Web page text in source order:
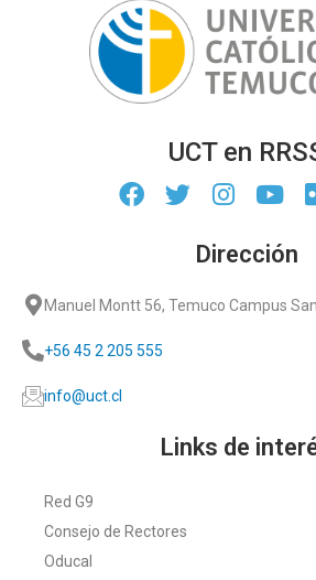
UCT en
Dirección
Manuel Montt 56, Temuco Campus
+56 45 2 205 555
info@uct.cl
Links de
Red G9
Consejo de Rectores
Oducal